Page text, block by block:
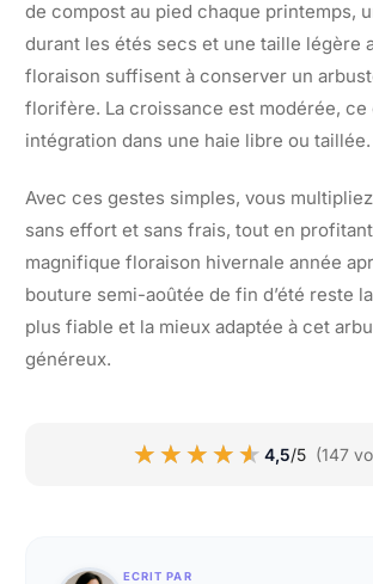
de compost au pied chaque printemps,
durant les étés secs et une taille légère
floraison suffisent à conserver un
florifère. La croissance est modérée,
intégration dans une haie libre ou taillée.
Avec ces gestes simples, vous
sans effort et sans frais, tout en
magnifique floraison hivernale année
bouture semi-aoûtée de fin d’été reste
plus fiable et la mieux adaptée à cet
généreux.
★★★★★
★★★★★ 4,5/5 (147
ECRIT PAR